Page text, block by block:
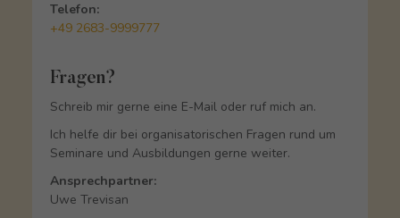
Telefon:
+49 2683-9999777
Fragen?
Schreib mir gerne eine E-Mail oder ruf mich an.
Ich helfe dir bei organisatorischen Fragen rund um
Seminare und Ausbildungen gerne weiter.
Ansprechpartner:
Uwe Trevisan